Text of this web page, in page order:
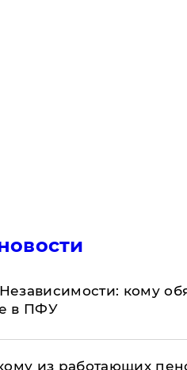
кому
в ПФУ
из работающих